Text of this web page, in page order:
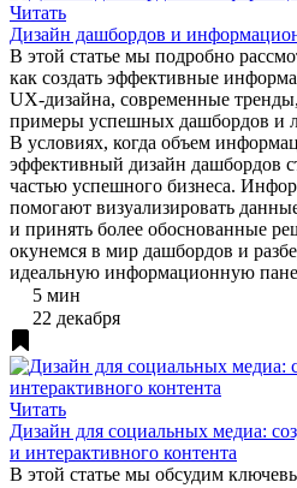
Читать
Дизайн дашбордов и
В этой статье мы подробно
как создать эффективные
UX-дизайна, современные
примеры успешных дашбордов и
В условиях, когда объем
эффективный дизайн дашбордов
частью успешного бизнеса.
помогают визуализировать
и принять более обоснованные
окунемся в мир дашбордов и
идеальную информационную
5 мин
22 декабря
Читать
Дизайн для социальных медиа:
и интерактивного контента
В этой статье мы обсудим